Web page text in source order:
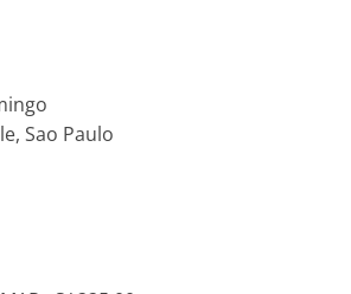
Sao Paulo